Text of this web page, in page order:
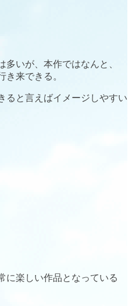
多いが、本作ではなんと、
き来できる。
ると言えばイメージしやすい
に楽しい作品となっている